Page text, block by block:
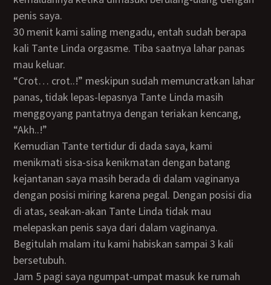
penis saya.
30 menit kami saling mengadu, entah sudah berapa
kali Tante Linda orgasme. Tiba saatnya lahar panas
mau keluar.
“Crot… crot..!” meskipun sudah memuncratkan lahar
panas, tidak lepas-lepasnya Tante Linda masih
menggoyang pantatnya dengan teriakan kencang,
“Akh..!”
Kemudian Tante tertidur di dada saya, kami
menikmati sisa-sisa kenikmatan dengan batang
kejantanan saya masih berada di dalam vaginanya
dengan posisi miring karena pegal. Dengan posisi dia
di atas, seakan-akan Tante Linda tidak mau
melepaskan penis saya dari dalam vaginanya.
Begitulah malam itu kami habiskan sampai 3 kali
bersetubuh.
Jam 5 pagi saya ngumpat-umpat masuk ke rumah